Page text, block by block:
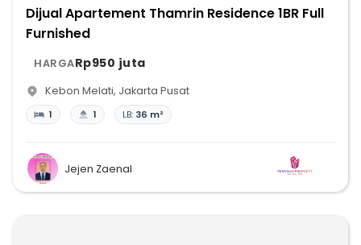
Dijual Apartement Thamrin Residence 1BR Full
Furnished
HARGARp950 juta
Kebon Melati, Jakarta Pusat
1 1 LB: 36 m²
Jejen Zaenal